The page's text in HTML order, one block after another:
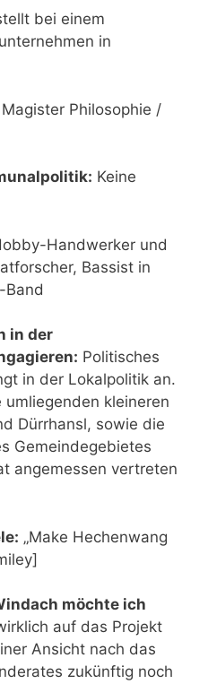
bei einem
in
Magister Philosophie /
Keine
Handwerker und
Bassist in
Band
in der
Politisches
in der Lokalpolitik an.
kleineren
Dürrhansl, sowie die
Gemeindegebietes
angemessen vertreten
„Make Hechenwang
möchte ich
auf das Projekt
Ansicht nach das
zukünftig noch